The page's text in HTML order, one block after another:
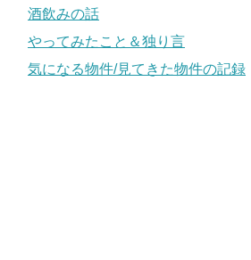
酒飲みの話
やってみたこと＆独り言
気になる物件/見てきた物件の記録